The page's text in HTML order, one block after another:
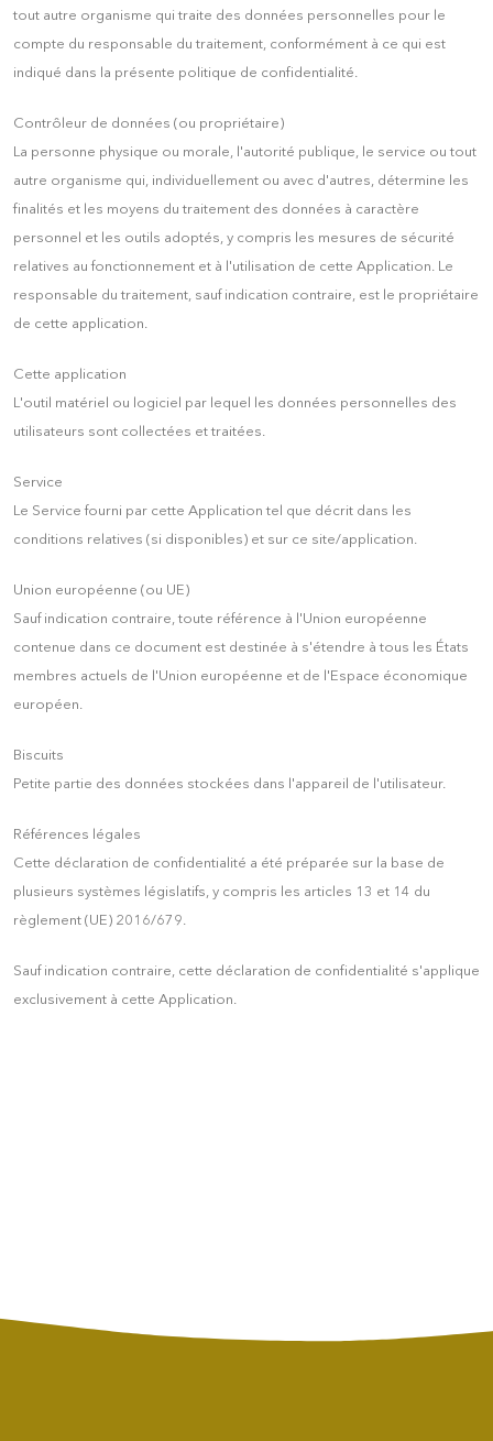
tout autre organisme qui traite des données personnelles pour le
compte du responsable du traitement, conformément à ce qui est
indiqué dans la présente politique de confidentialité.
Contrôleur de données (ou propriétaire)
La personne physique ou morale, l'autorité publique, le service ou tout
autre organisme qui, individuellement ou avec d'autres, détermine les
finalités et les moyens du traitement des données à caractère
personnel et les outils adoptés, y compris les mesures de sécurité
relatives au fonctionnement et à l'utilisation de cette Application. Le
responsable du traitement, sauf indication contraire, est le propriétaire
de cette application.
Cette application
L'outil matériel ou logiciel par lequel les données personnelles des
utilisateurs sont collectées et traitées.
Service
Le Service fourni par cette Application tel que décrit dans les
conditions relatives (si disponibles) et sur ce site/application.
Union européenne (ou UE)
Sauf indication contraire, toute référence à l'Union européenne
contenue dans ce document est destinée à s'étendre à tous les États
membres actuels de l'Union européenne et de l'Espace économique
européen.
Biscuits
Petite partie des données stockées dans l'appareil de l'utilisateur.
Références légales
Cette déclaration de confidentialité a été préparée sur la base de
plusieurs systèmes législatifs, y compris les articles 13 et 14 du
règlement (UE) 2016/679.
Sauf indication contraire, cette déclaration de confidentialité s'applique
exclusivement à cette Application.